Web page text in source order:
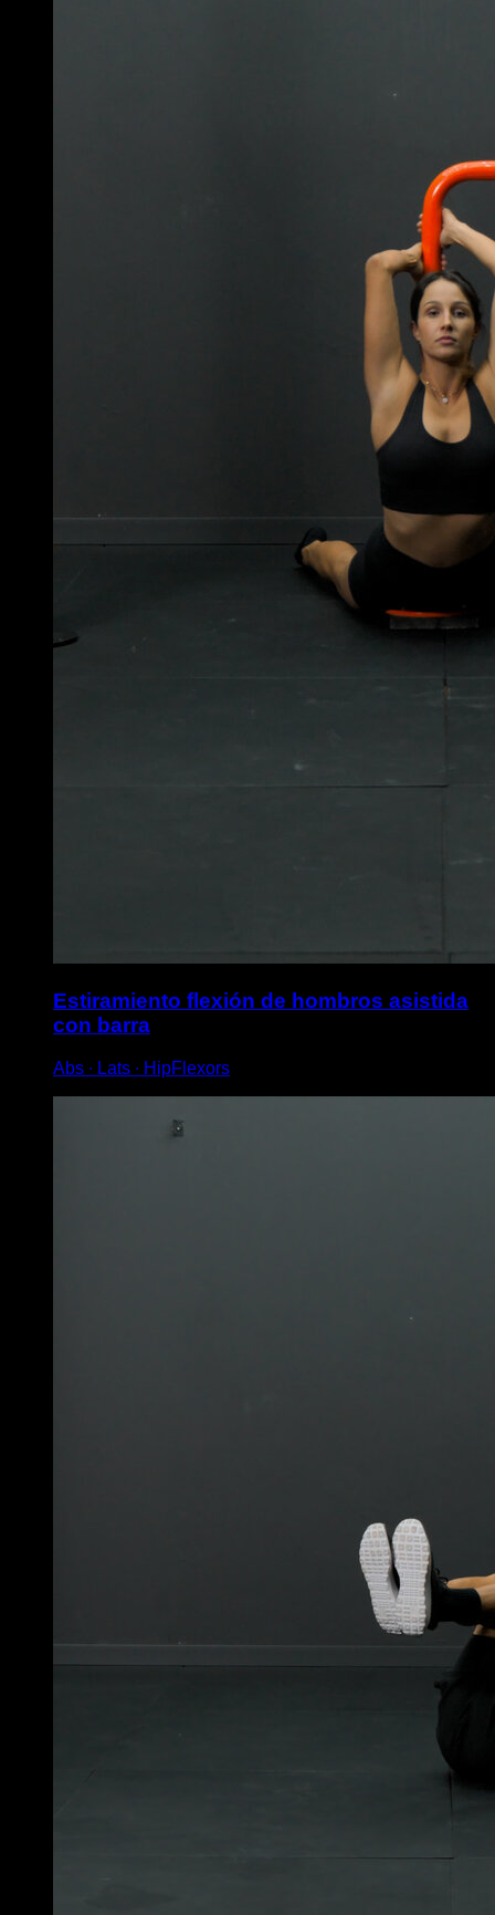
Estiramiento flexión de hombros asistida
con barra
Abs ∙ Lats ∙ HipFlexors